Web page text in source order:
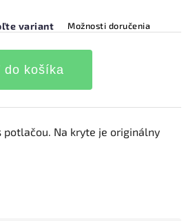
variant Možnosti doručenia
do košíka
potlačou. Na kryte je originálny